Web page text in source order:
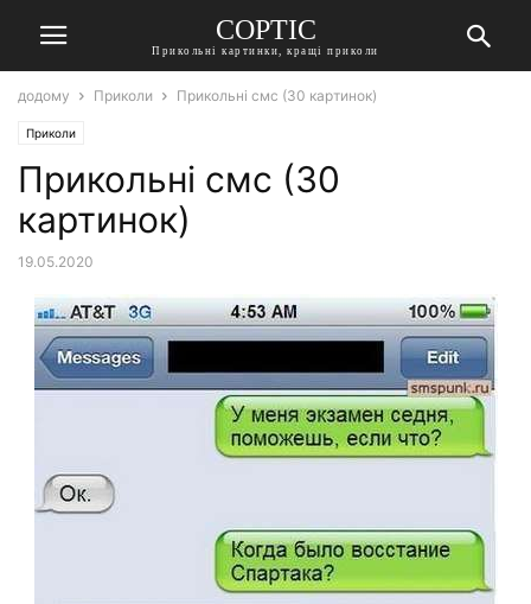
СОРТІС
Прикольні картинки, кращі приколи
додому Приколи Прикольні смс (30 картинок)
Приколи
Прикольні смс (30
картинок)
19.05.2020